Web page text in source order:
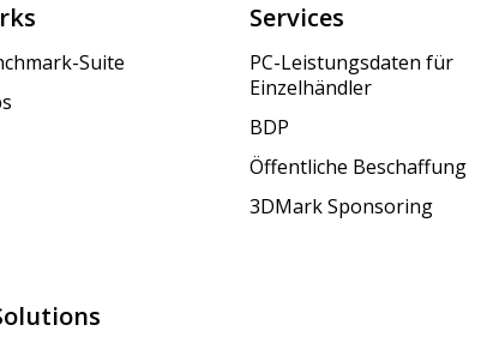
Suite
Services
PC-Leistungsdaten für
Einzelhändler
BDP
Öffentliche Beschaffung
3DMark Sponsoring